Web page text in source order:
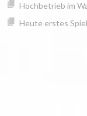
Hochbetrieb im
Heute erstes